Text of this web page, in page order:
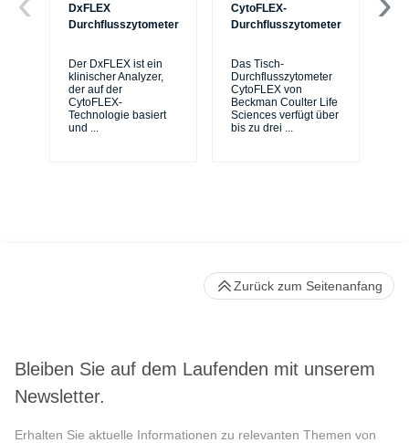
DxFLEX
Durchflusszytometer
Der DxFLEX ist ein
klinischer Analyzer,
der auf der
CytoFLEX-
Technologie basiert
und ...
CytoFLEX-
Durchflusszytometer
Das Tisch-
Durchflusszytometer
CytoFLEX von
Beckman Coulter Life
Sciences verfügt über
bis zu drei ...
Bleiben Sie auf dem Laufenden mit unserem
Newsletter.
Erhalten Sie aktuelle Informationen zu relevanten Themen von
Zurück zum Seitenanfang